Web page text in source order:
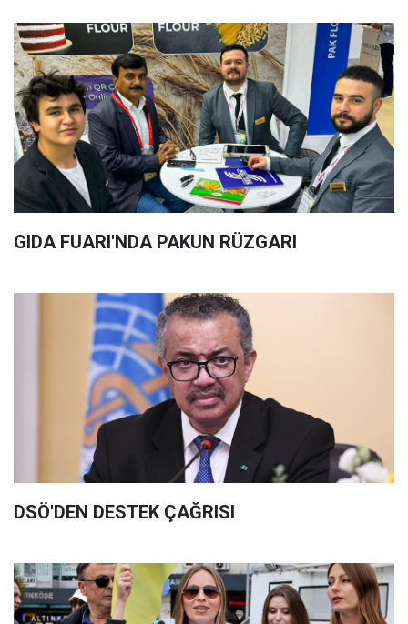
GIDA FUARI'NDA PAKUN RÜZGARI
DSÖ'DEN DESTEK ÇAĞRISI